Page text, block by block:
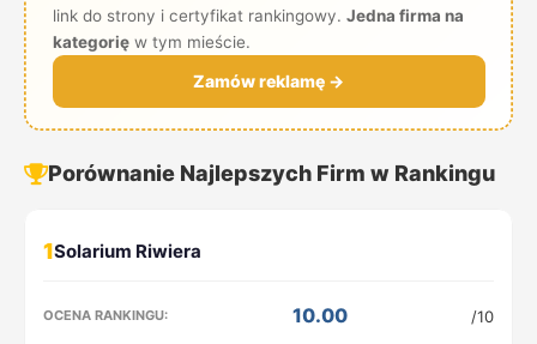
link do strony i certyfikat rankingowy. Jedna firma na
kategorięw tym mieście.
Zamów reklamę →
Porównanie Najlepszych Firm w Rankingu
1
10.00 /10